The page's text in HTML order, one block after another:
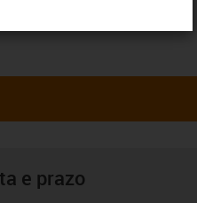
e prazo